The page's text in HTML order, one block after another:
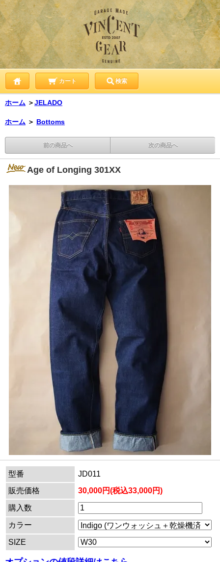
カート 検索
ホーム ＞JELADO
ホーム ＞ Bottoms
前の商品へ 次の商品へ
Age of Longing 301XX
型番
JD011
販売価格
30,000円(税込33,000円)
購入数
カラー
SIZE